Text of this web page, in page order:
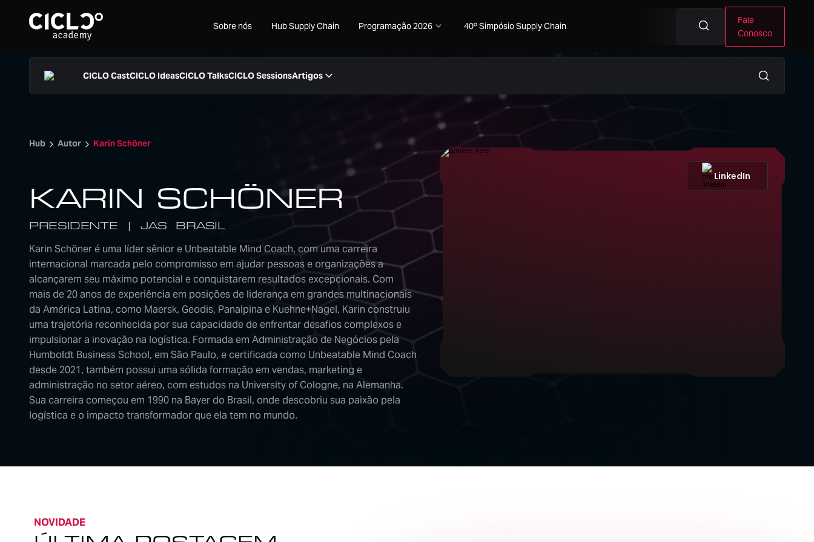
Sobre nós Hub Supply Chain Programação 2026 40º Simpósio Supply Chain
Fale
Conosco
CICLO CastCICLO IdeasCICLO TalksCICLO SessionsArtigos
Hub Autor Karin Schöner
KARIN SCHÖNER
PRESIDENTE | JAS BRASIL
Karin Schöner é uma líder sênior e Unbeatable Mind Coach, com uma carreira
internacional marcada pelo compromisso em ajudar pessoas e organizações a
alcançarem seu máximo potencial e conquistarem resultados excepcionais. Com
mais de 20 anos de experiência em posições de liderança em grandes multinacionais
da América Latina, como Maersk, Geodis, Panalpina e Kuehne+Nagel, Karin construiu
uma trajetória reconhecida por sua capacidade de enfrentar desafios complexos e
impulsionar a inovação na logística. Formada em Administração de Negócios pela
Humboldt Business School, em São Paulo, e certificada como Unbeatable Mind Coach
desde 2021, também possui uma sólida formação em vendas, marketing e
administração no setor aéreo, com estudos na University of Cologne, na Alemanha.
Sua carreira começou em 1990 na Bayer do Brasil, onde descobriu sua paixão pela
logística e o impacto transformador que ela tem no mundo.
LinkedIn
NOVIDADE